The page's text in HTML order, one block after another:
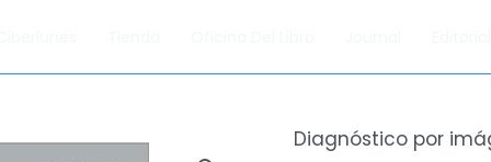
Diagnóstico por